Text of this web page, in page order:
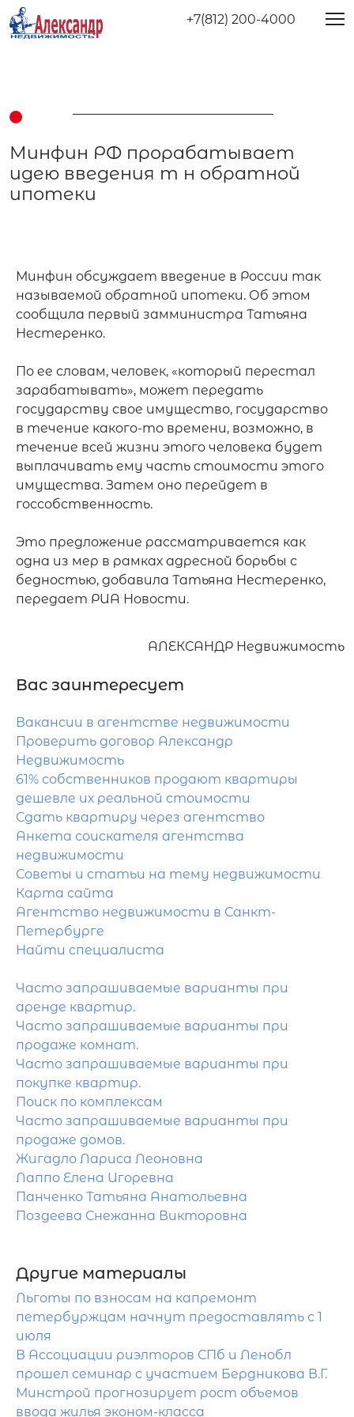
+7(812) 200-4000
Минфин РФ прорабатывает
идею введения т н обратной
ипотеки
Минфин обсуждает введение в России так
называемой обратной ипотеки. Об этом
сообщила первый замминистра Татьяна
Нестеренко.
По ее словам, человек, «который перестал
зарабатывать», может передать
государству свое имущество, государство
в течение какого-то времени, возможно, в
течение всей жизни этого человека будет
выплачивать ему часть стоимости этого
имущества. Затем оно перейдет в
госсобственность.
Это предложение рассматривается как
одна из мер в рамках адресной борьбы с
бедностью, добавила Татьяна Нестеренко,
АЛЕКСАНДР Недвижимость
Вас заинтересует
Вакансии в агентстве недвижимости
Проверить договор Александр
Недвижимость
61% собственников продают квартиры
дешевле их реальной стоимости
Сдать квартиру через агентство
Анкета соискателя агентства
недвижимости
Советы и статьи на тему недвижимости
Карта сайта
Агентство недвижимости в Санкт-
Петербурге
Найти специалиста
Часто запрашиваемые варианты при
аренде квартир.
Часто запрашиваемые варианты при
продаже комнат.
Часто запрашиваемые варианты при
покупке квартир.
Поиск по комплексам
Часто запрашиваемые варианты при
продаже домов.
Жигадло Лариса Леоновна
Лаппо Елена Игоревна
Панченко Татьяна Анатольевна
Поздеева Снежанна Викторовна
Другие материалы
Льготы по взносам на капремонт
петербуржцам начнут предоставлять с 1
июля
В Ассоциации риэлторов СПб и Ленобл
прошел семинар с участием Бердникова В.Г.
Минстрой прогнозирует рост объемов
ввода жилья эконом-класса